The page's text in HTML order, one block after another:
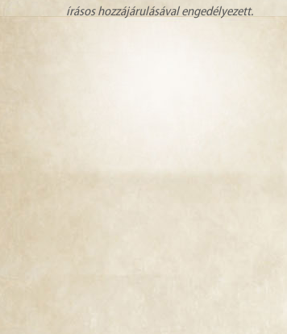
írásos hozzájárulásával engedélyezett.